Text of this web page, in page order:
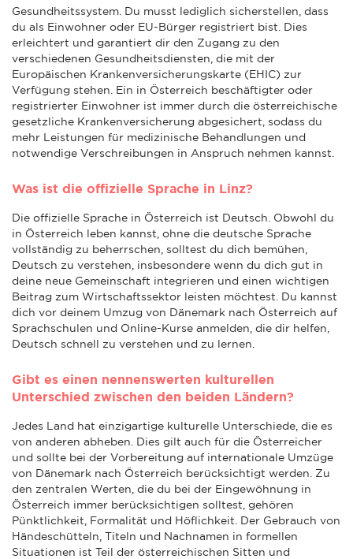
Gesundheitssystem. Du musst lediglich sicherstellen, dass
du als Einwohner oder EU-Bürger registriert bist. Dies
erleichtert und garantiert dir den Zugang zu den
verschiedenen Gesundheitsdiensten, die mit der
Europäischen Krankenversicherungskarte (EHIC) zur
Verfügung stehen. Ein in Österreich beschäftigter oder
registrierter Einwohner ist immer durch die österreichische
gesetzliche Krankenversicherung abgesichert, sodass du
mehr Leistungen für medizinische Behandlungen und
notwendige Verschreibungen in Anspruch nehmen kannst.
Was ist die offizielle Sprache in Linz?
Die offizielle Sprache in Österreich ist Deutsch. Obwohl du
in Österreich leben kannst, ohne die deutsche Sprache
vollständig zu beherrschen, solltest du dich bemühen,
Deutsch zu verstehen, insbesondere wenn du dich gut in
deine neue Gemeinschaft integrieren und einen wichtigen
Beitrag zum Wirtschaftssektor leisten möchtest. Du kannst
dich vor deinem Umzug von Dänemark nach Österreich auf
Sprachschulen und Online-Kurse anmelden, die dir helfen,
Deutsch schnell zu verstehen und zu lernen.
Gibt es einen nennenswerten kulturellen
Unterschied zwischen den beiden Ländern?
Jedes Land hat einzigartige kulturelle Unterschiede, die es
von anderen abheben. Dies gilt auch für die Österreicher
und sollte bei der Vorbereitung auf internationale Umzüge
von Dänemark nach Österreich berücksichtigt werden. Zu
den zentralen Werten, die du bei der Eingewöhnung in
Österreich immer berücksichtigen solltest, gehören
Pünktlichkeit, Formalität und Höflichkeit. Der Gebrauch von
Händeschütteln, Titeln und Nachnamen in formellen
Situationen ist Teil der österreichischen Sitten und